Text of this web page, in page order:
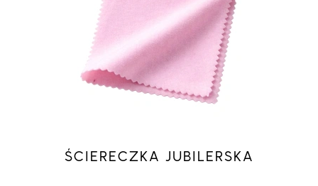
ŚCIERECZKA JUBILERSKA